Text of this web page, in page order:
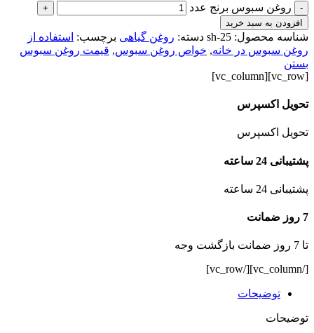
- روغن سبوس برنج عدد
+
افزودن به سبد خرید
شناسه محصول: sh-25 دسته: روغن گیاهی برچسب: استفاده از
روغن سبوس در خانه, خواص روغن سبوس, قیمت روغن سبوس
بستن
[vc_row][vc_column]
تحویل اکسپرس
تحویل اکسپرس
پشتیبانی 24 ساعته
پشتیبانی 24 ساعته
7 روز ضمانت
تا 7 روز ضمانت بازگشت وجه
[/vc_column][/vc_row]
توضیحات
توضیحات